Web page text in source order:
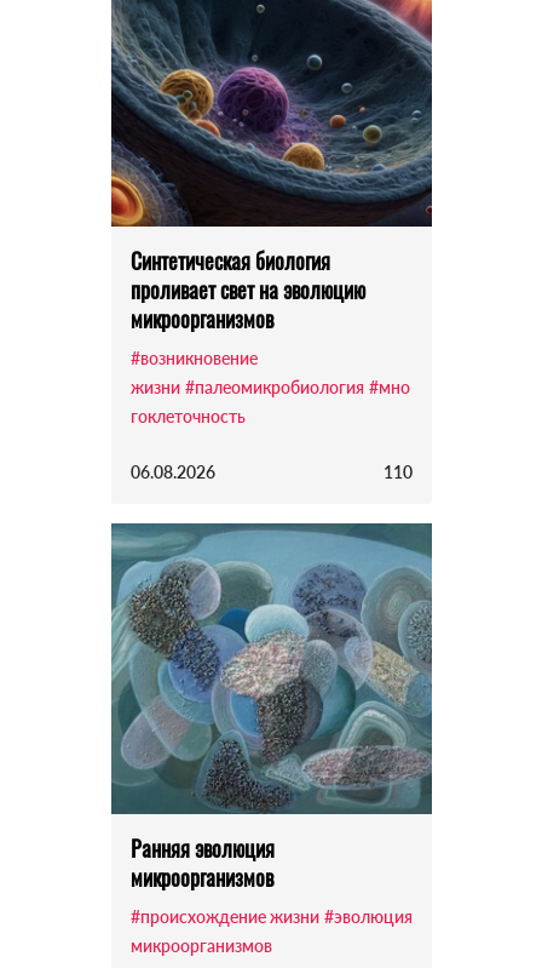
Синтетическая биология
проливает свет на эволюцию
микроорганизмов
#возникновение
жизни #палеомикробиология #мно
гоклеточность
06.08.2026 110
Ранняя эволюция
микроорганизмов
#происхождение жизни #эволюция
микроорганизмов